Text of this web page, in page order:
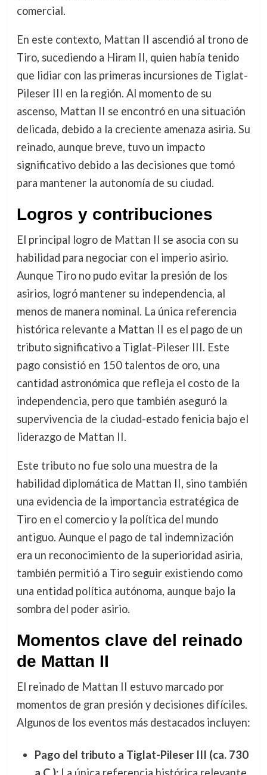
comercial.
En este contexto, Mattan II ascendió al trono de
Tiro, sucediendo a Hiram II, quien había tenido
que lidiar con las primeras incursiones de Tiglat-
Pileser III en la región. Al momento de su
ascenso, Mattan II se encontró en una situación
delicada, debido a la creciente amenaza asiria. Su
reinado, aunque breve, tuvo un impacto
significativo debido a las decisiones que tomó
para mantener la autonomía de su ciudad.
Logros y contribuciones
El principal logro de Mattan II se asocia con su
habilidad para negociar con el imperio asirio.
Aunque Tiro no pudo evitar la presión de los
asirios, logró mantener su independencia, al
menos de manera nominal. La única referencia
histórica relevante a Mattan II es el pago de un
tributo significativo a Tiglat-Pileser III. Este
pago consistió en 150 talentos de oro, una
cantidad astronómica que refleja el costo de la
independencia, pero que también aseguró la
supervivencia de la ciudad-estado fenicia bajo el
liderazgo de Mattan II.
Este tributo no fue solo una muestra de la
habilidad diplomática de Mattan II, sino también
una evidencia de la importancia estratégica de
Tiro en el comercio y la política del mundo
antiguo. Aunque el pago de tal indemnización
era un reconocimiento de la superioridad asiria,
también permitió a Tiro seguir existiendo como
una entidad política autónoma, aunque bajo la
sombra del poder asirio.
Momentos clave del reinado
de Mattan II
El reinado de Mattan II estuvo marcado por
momentos de gran presión y decisiones difíciles.
Algunos de los eventos más destacados incluyen:
Pago del tributo a Tiglat-Pileser III (ca. 730